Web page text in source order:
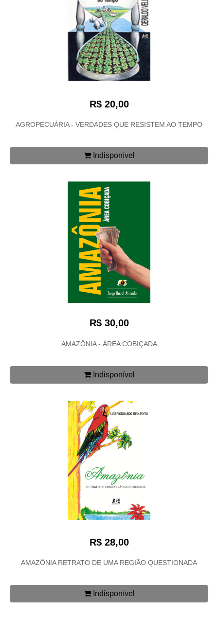
R$ 20,00
AGROPECUÁRIA - VERDADES QUE RESISTEM AO TEMPO
Indisponível
R$ 30,00
AMAZÔNIA - ÁREA COBIÇADA
Indisponível
R$ 28,00
AMAZÔNIA RETRATO DE UMA REGIÃO QUESTIONADA
Indisponível